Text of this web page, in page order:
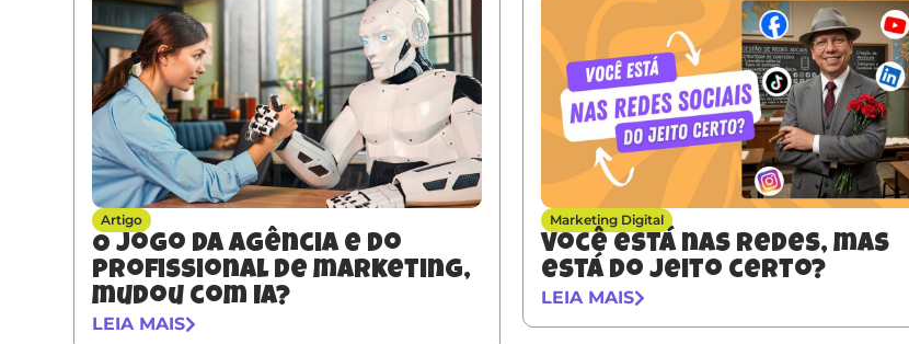
Artigo
O jogo da agência e do
profissional de marketing,
mudou com IA?
LEIA MAIS
Marketing Digital
Você está nas redes, mas
está do jeito certo?
LEIA MAIS